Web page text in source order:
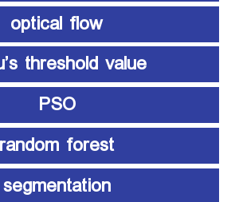
optical flow
threshold value
PSO
random forest
segmentation